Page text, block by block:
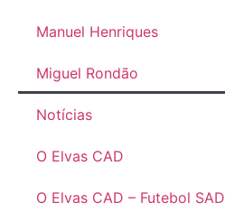
Manuel Henriques
Miguel Rondão
Notícias
O Elvas CAD
O Elvas CAD – Futebol SAD